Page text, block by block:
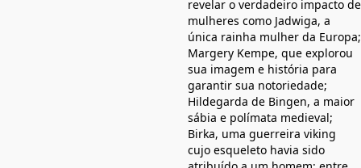
revelar o verdadeiro impacto de
mulheres como Jadwiga, a
única rainha mulher da Europa;
Margery Kempe, que explorou
sua imagem e história para
garantir sua notoriedade;
Hildegarda de Bingen, a maior
sábia e polímata medieval;
Birka, uma guerreira viking
cujo esqueleto havia sido